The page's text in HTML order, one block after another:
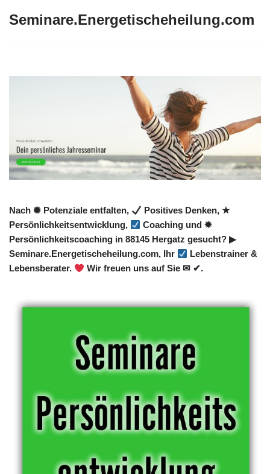
Seminare.Energetischeheilung.com
Nach ✺ Potenziale entfalten,
Positives Denken, ★
Persönlichkeitsentwicklung,
Coaching und ✹
Persönlichkeitscoaching in 88145 Hergatz gesucht? ▶︎
Seminare.Energetischeheilung.com, Ihr
Lebenstrainer &
Lebensberater.
Wir freuen uns auf Sie ✉ ✔.